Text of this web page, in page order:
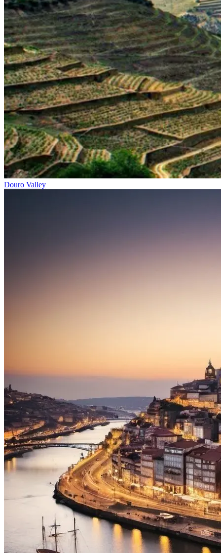
Porto a Lisboa Tour em Bicicleta - Top Bike Tours
13 Dias|2/5
Douro Valley